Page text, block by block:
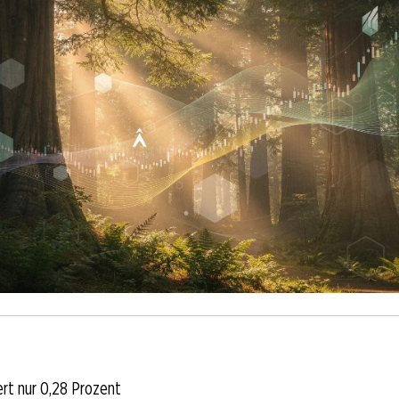
nur 0,28 Prozent